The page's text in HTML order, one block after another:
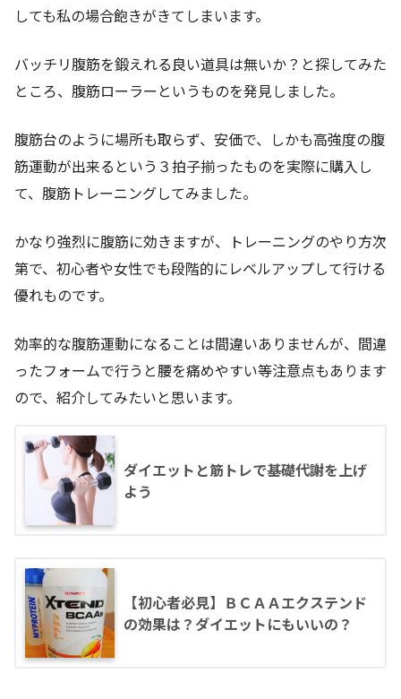
しても私の場合飽きがきてしまいます。
バッチリ腹筋を鍛えれる良い道具は無いか？と探してみた
ところ、腹筋ローラーというものを発見しました。
腹筋台のように場所も取らず、安価で、しかも高強度の腹
筋運動が出来るという３拍子揃ったものを実際に購入し
て、腹筋トレーニングしてみました。
かなり強烈に腹筋に効きますが、トレーニングのやり方次
第で、初心者や女性でも段階的にレベルアップして行ける
優れものです。
効率的な腹筋運動になることは間違いありませんが、間違
ったフォームで行うと腰を痛めやすい等注意点もあります
ので、紹介してみたいと思います。
ダイエットと筋トレで基礎代謝を上げ
よう
【初心者必見】ＢＣＡＡエクステンド
の効果は？ダイエットにもいいの？